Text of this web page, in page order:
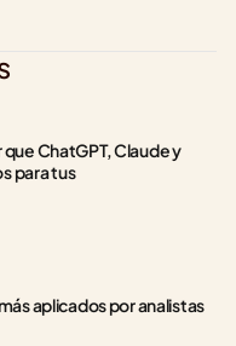
ChatGPT, Claude y
para tus
aplicados por analistas